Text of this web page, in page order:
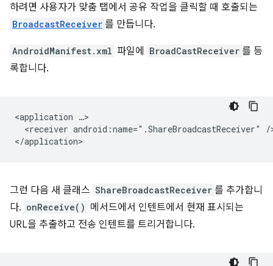
하려면 사용자가 맞춤 탭에서 공유 작업을 클릭할 때 호출되는
BroadcastReceiver 를 만듭니다.
AndroidManifest.xml 파일에 BroadCastReceiver 를 등
록합니다.
<application
<receiver android:name=".ShareBroadcastReceiver"
/
그런 다음 새 클래스 ShareBroadcastReceiver 를 추가합니
다. onReceive() 메서드에서 인텐트에서 현재 표시되는
URL을 추출하고 전송 인텐트를 트리거합니다.